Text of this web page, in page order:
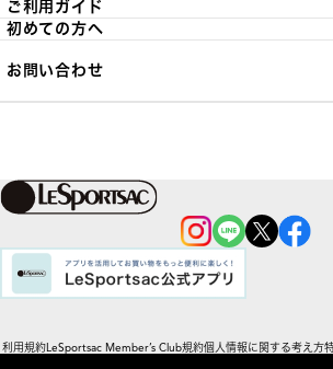
ご利用ガイド
初めての方へ
お問い合わせ
利用規約LeSportsac Member’s Club規約個人情報に関する考え方